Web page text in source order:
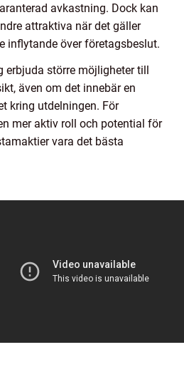
avkastning. Dock kan
attraktiva när det gäller
inflytande över företagsbeslut.
erbjuda större möjligheter till
även om det innebär en
kring utdelningen. För
mer aktiv roll och potential för
vara det bästa